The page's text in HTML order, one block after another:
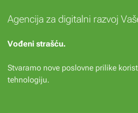
Agencija za digitalni razvoj
Vođeni strašću.
Stvaramo nove poslovne prilike
tehnologiju.